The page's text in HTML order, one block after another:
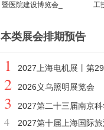
暨医院建设博览会_
工
本类展会排期预告
1
2027上海电机展丨第
博览会
2 2026义乌照明展览会
3
2027第二十三届南京
装备展览会
4
2027第十届上海国际